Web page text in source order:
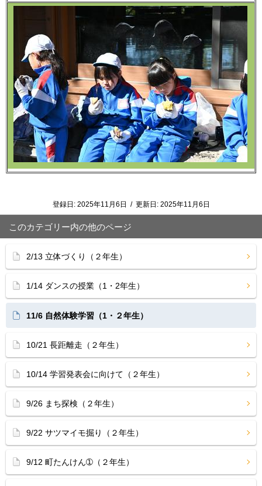
登録日: 2025年11月6日 / 更新日: 2025年11月6日
このカテゴリー内の他のページ
2/13 立体づくり（２年生）
1/14 ダンスの授業（1・2年生）
11/6 自然体験学習（1・２年生）
10/21 長距離走（２年生）
10/14 学習発表会に向けて（２年生）
9/26 まち探検（２年生）
9/22 サツマイモ掘り（２年生）
9/12 町たんけん➀（２年生）